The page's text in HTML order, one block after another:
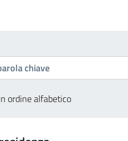
ordine alfabetico